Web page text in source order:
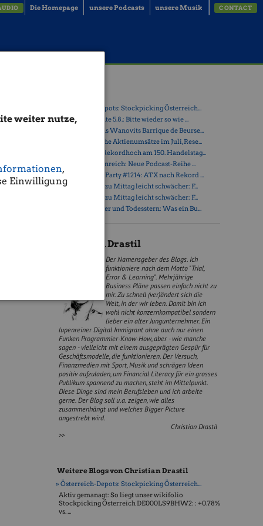
weiter nutze,
,
Einwilligung
Die Homepage unsere Podcasts unsere Musik CONTACT
haben
voest
hat
Kurse.
» Österreich-Depots: Stockpicking Österreich...
» Börsegeschichte 5.8.: Bitte wieder so wie ...
» Nachlese: Hans Wanovits Barrique de Beurse...
» PIR-News: Hohe Aktienumsätze im Juli, Rese...
» ATX erreicht Rekordhoch am 150. Handelstag...
» Drastil & Seltenreich: Neue Podcast-Reihe ...
» Wiener Börse Party #1214: ATX nach Rekord ...
» Wiener Börse zu Mittag leicht schwächer: F...
» Wiener Börse zu Mittag leicht schwächer: F...
» Zwischen Polier und Todesstern: Was ein Bu...
Christian Drastil
Der Namensgeber des Blogs. Ich
funktioniere nach dem Motto "Trial,
Error & Learning". Mehrjährige
Business Pläne passen einfach nicht zu
mir. Zu schnell (ver)ändert sich die
Welt, in der wir leben. Damit bin ich
wohl nicht konzernkompatibel sondern
lieber ein alter Jungunternehmer. Ein
lupenreiner Digital Immigrant ohne auch nur einen
Funken Programmier-Know-How, aber - wie manche
sagen - vielleicht mit einem ausgeprägten Gespür für
Geschäftsmodelle, die funktionieren. Der Versuch,
Finanzmedien mit Sport, Musik und schrägen Ideen
positiv aufzuladen, um Financial Literacy für ein grosses
Publikum spannend zu machen, steht im Mittelpunkt.
Diese Dinge sind mein Berufsleben und ich arbeite
gerne. Der Blog soll u.a. zeigen, wie alles
zusammenhängt und welches Bigger Picture
angestrebt wird.
Christian Drastil
>>
Weitere Blogs von Christian Drastil
» Österreich-Depots: Stockpicking Österreich...
Aktiv gemanagt: So liegt unser wikifolio
Stockpicking Öster­reich DE000LS9BHW2: : +0.78%
vs. ...